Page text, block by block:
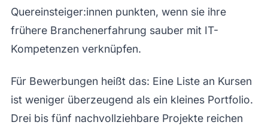
Quereinsteiger:innen punkten, wenn sie ihre
frühere Branchenerfahrung sauber mit IT-
Kompetenzen verknüpfen.
Für Bewerbungen heißt das: Eine Liste an Kursen
ist weniger überzeugend als ein kleines Portfolio.
Drei bis fünf nachvollziehbare Projekte reichen